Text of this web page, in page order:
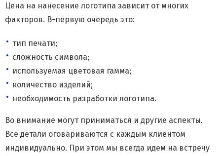
Цена на нанесение логотипа зависит от многих
факторов. В-первую очередь это:
тип печати;
сложность символа;
используемая цветовая гамма;
количество изделий;
необходимость разработки логотипа.
Во внимание могут приниматься и другие аспекты.
Все детали оговариваются с каждым клиентом
индивидуально. При этом мы всегда идем на встречу